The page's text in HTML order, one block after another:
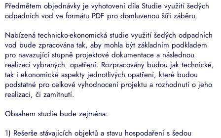
Předmětem objednávky je vyhotovení díla Studie využití šedých
odpadních vod ve formátu PDF pro domluvenou šíři záběru.
Nabízená technicko-ekonomická studie využití šedých odpadních
vod bude zpracována tak, aby mohla být základním podkladem
pro navazující stupně projektové dokumentace a následnou
realizaci vybraných opatření. Rozpracovány budou jak technické,
tak i ekonomické aspekty jednotlivých opatření, které budou
podstatné pro celkové vyhodnocení projektu a rozhodnutí o jeho
realizaci, či zamítnutí.
Obsahem studie bude zejména:
1) Rešerše stávajících objektů a stavu hospodaření s šedou